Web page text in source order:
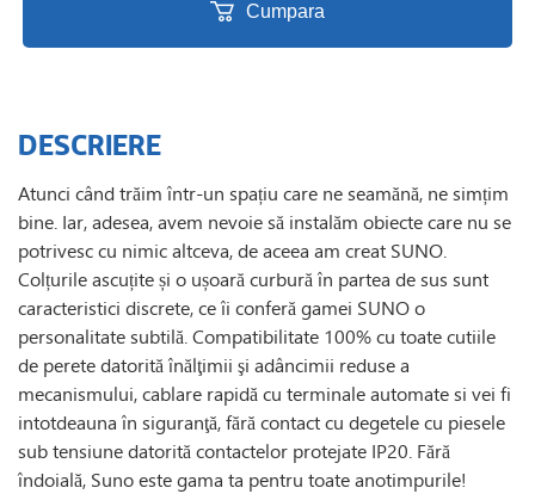
Cumpara
DESCRIERE
Atunci când trăim într-un spațiu care ne seamănă, ne simțim
bine. Iar, adesea, avem nevoie să instalăm obiecte care nu se
potrivesc cu nimic altceva, de aceea am creat SUNO.
Colțurile ascuțite și o ușoară curbură în partea de sus sunt
caracteristici discrete, ce îi conferă gamei SUNO o
personalitate subtilă. Compatibilitate 100% cu toate cutiile
de perete datorită înălţimii şi adâncimii reduse a
mecanismului, cablare rapidă cu terminale automate si vei fi
intotdeauna în siguranţă, fără contact cu degetele cu piesele
sub tensiune datorită contactelor protejate IP20. Fără
îndoială, Suno este gama ta pentru toate anotimpurile!